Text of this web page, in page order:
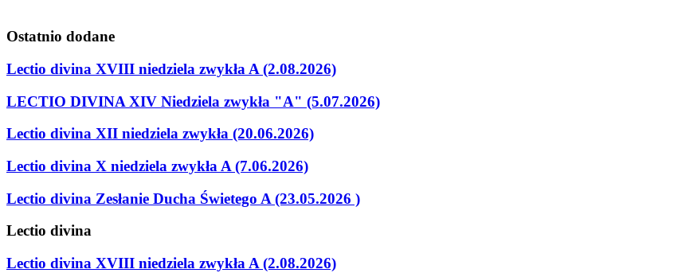
Ostatnio dodane
Lectio divina XVIII niedziela zwykła A (2.08.2026)
LECTIO DIVINA XIV Niedziela zwykła "A" (5.07.2026)
Lectio divina XII niedziela zwykła (20.06.2026)
Lectio divina X niedziela zwykła A (7.06.2026)
Lectio divina Zesłanie Ducha Świetego A (23.05.2026 )
Lectio divina
Lectio divina XVIII niedziela zwykła A (2.08.2026)